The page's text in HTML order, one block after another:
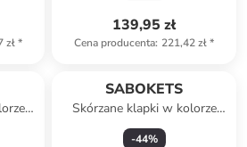
zł*
139,95 zł
Cena producenta: 221,42 zł*
SABOKETS
Skórzane klapki w kolorze
niebieskim
-44%